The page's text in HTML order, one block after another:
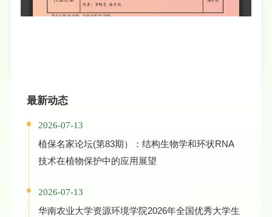
最新动态
2026-07-13
植保名家论坛(第83期）：结构生物学和环状RNA
技术在植物保护中的应用展望
2026-07-13
华南农业大学资源环境学院2026年全国优秀大学生